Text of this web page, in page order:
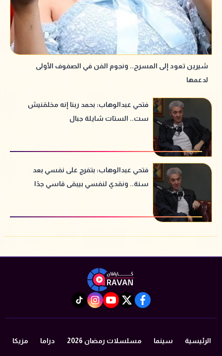
شيرين تعود إلى المسرح.. ونجوم الفن في الصفوف الأولى
لدعمها
فتحي عبدالوهاب: بحمد ربنا إنه مخلقنيش
ست.. الستات شايلة جبال
فتحي عبدالوهاب: بتفرج على نفسي بعد
سنة.. ونقدي لنفسي بيبقى قاسي جدًا
facebook
twitter
youtube
instagram
tiktok
الرئيسية سينما مسلسلات رمضان 2026 دراما مزيكا